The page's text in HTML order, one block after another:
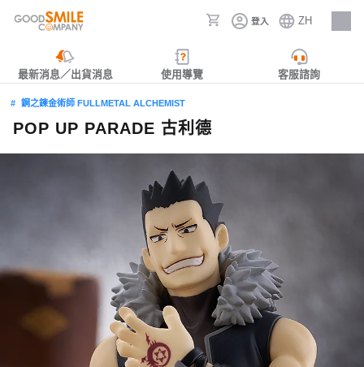
登入 ZH
人才招募
最新消息／出貨消息 使用導覽 客服諮詢
鋼之鍊金術師 FULLMETAL ALCHEMIST
POP UP PARADE 古利德